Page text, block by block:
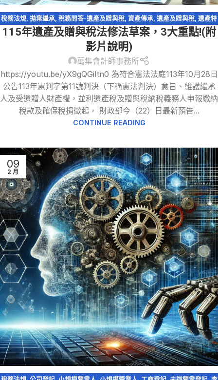
稅務法規, 拋棄繼承, 稅務問答-遺產及贈與稅, 資產傳承, 遺產及贈與稅, 遺產特
留分, 配偶剩餘財產差額分配請求權
115年遺產及贈與稅法修法草案，3大重點!(附
影片說明)
萬集會計師事務所
https://youtu.be/yX9gQGiItn0 為符合憲法法庭113年10月28日
公告113年憲判字第11號判決（下稱憲法判決）意旨、維護繼承
人及受遺贈人財產權，並利遺產稅及贈與稅納稅義務人申報繳納
稅款及確保稅捐徵起， 財政部今（22）日最新預告...
CONTINUE READING
09
2 月